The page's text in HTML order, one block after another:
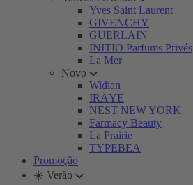
Yves Saint Laurent
GIVENCHY
GUERLAIN
INITIO Parfums Privés
La Mer
Novo
Widian
IRÄYE
NEST NEW YORK
Farmacy Beauty
La Prairie
TYPEBEA
Promoção
☀️ Verão